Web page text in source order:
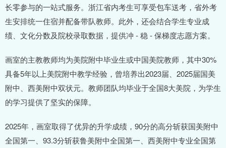
长零参与的一站式服务。浙江省内考生可享受包车送考，省外考
生安排统一住宿并配备带队教师。此外，还会结合学生专业成
绩、文化分数及院校录取数据，提供冲 - 稳 - 保梯度志愿方案。
画室的主教教师均为美院附中毕业生或中国美院教师，其中30%
具备5年以上美院附中教学经验，曾培养出2023届、2025届国美
附中、西美附中双状元。教师团队均毕业于全国8大美院，为学生
的学习提供了坚实的保障。
2025年，画室取得了优异的升学成绩，90分的高分斩获国美附中
全国第一、93.3分斩获鲁美附中全国第一、西美附中专业全国第